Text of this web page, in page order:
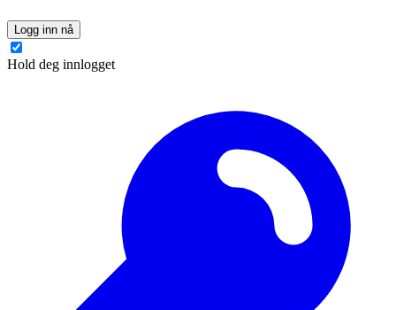
Logg inn nå
Hold deg innlogget